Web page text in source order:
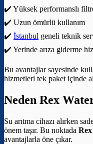
✔️ Yüksek performanslı
✔️ Uzun ömürlü kullanım
✔️ İstanbul geneli teknik
✔️ Yerinde arıza giderme
Bu avantajlar sayesinde
hizmetleri tek paket içinde
Neden Rex
Su arıtma cihazı alırken
önem taşır. Bu noktada
avantajlarla öne çıkar.